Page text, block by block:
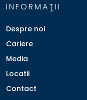
INFORMAŢII
Despre noi
Cariere
Media
Locatii
Contact